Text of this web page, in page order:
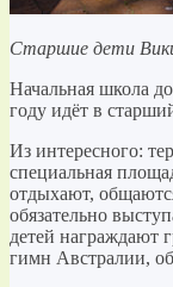
Старшие дети
Начальная школа
году идёт в
Из интересного:
специальная
отдыхают,
обязательно
детей награждают
гимн Австралии,